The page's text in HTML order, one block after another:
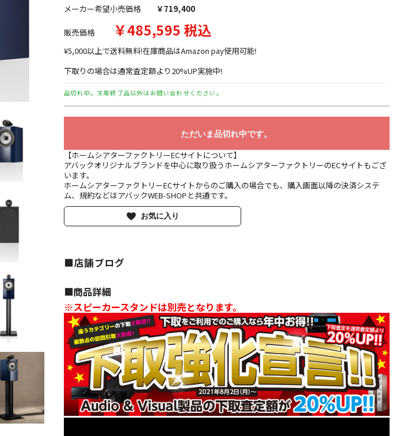
メーカー希望小売価格 ￥719,400
販売価格 ￥485,595 税込
¥5,000以上で送料無料!在庫商品はAmazon pay使用可能!
下取りの場合は通常査定額より20%UP実施中!
品切れ中。生産終了品以外はお問い合わせください。
ただいま品切れ中です。
【ホームシアターファクトリーECサイトについて】
アバックオリジナルブランドを中心に取り扱うホームシアターファクトリーのECサイトもござ
います。
ホームシアターファクトリーECサイトからのご購入の場合でも、購入画面以降の決済システ
ム、規約などはアバックWEB-SHOPと共通です。
お気に入り
■店舗ブログ
■︎商品詳細
※スピーカースタンドは別売となります。